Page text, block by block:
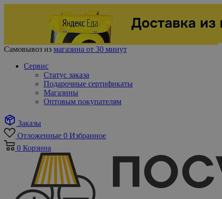
Самовывоз из магазина от 30 минут
Сервис
Статус заказа
Подарочные сертификаты
Магазины
Оптовым покупателям
Заказы
Отложенные 0 Избранное
0 Корзина